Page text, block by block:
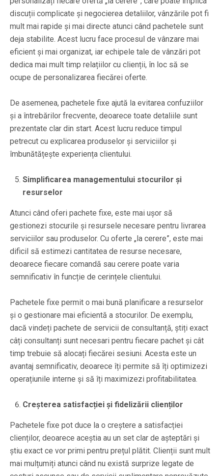
discuții complicate și negocierea detaliilor, vânzările pot fi
mult mai rapide și mai directe atunci când pachetele sunt
deja stabilite. Acest lucru face procesul de vânzare mai
eficient și mai organizat, iar echipele tale de vânzări pot
dedica mai mult timp relațiilor cu clienții, în loc să se
ocupe de personalizarea fiecărei oferte.
De asemenea, pachetele fixe ajută la evitarea confuziilor
și a întrebărilor frecvente, deoarece toate detaliile sunt
prezentate clar din start. Acest lucru reduce timpul
petrecut cu explicarea produselor și serviciilor și
îmbunătățește experiența clientului.
Simplificarea managementului stocurilor și
resurselor
Atunci când oferi pachete fixe, este mai ușor să
gestionezi stocurile și resursele necesare pentru livrarea
serviciilor sau produselor. Cu oferte „la cerere”, este mai
dificil să estimezi cantitatea de resurse necesare,
deoarece fiecare comandă sau cerere poate varia
semnificativ în funcție de cerințele clientului.
Pachetele fixe permit o mai bună planificare a resurselor
și o gestionare mai eficientă a stocurilor. De exemplu,
dacă vindeți pachete de servicii de consultanță, știți exact
câți consultanți sunt necesari pentru fiecare pachet și cât
timp trebuie să alocați fiecărei sesiuni. Acesta este un
avantaj semnificativ, deoarece îți permite să îți optimizezi
operațiunile interne și să îți maximizezi profitabilitatea.
Creșterea satisfacției și fidelizării clienților
Pachetele fixe pot duce la o creștere a satisfacției
clienților, deoarece aceștia au un set clar de așteptări și
știu exact ce vor primi pentru prețul plătit. Clienții sunt mult
mai mulțumiți atunci când nu există surprize legate de